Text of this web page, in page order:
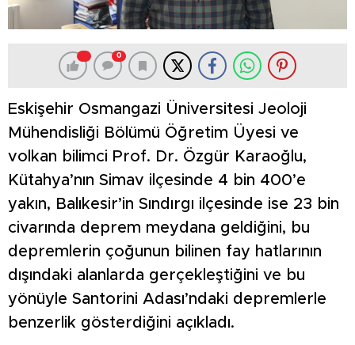
0
Eskişehir Osmangazi Üniversitesi Jeoloji
Mühendisliği Bölümü Öğretim Üyesi ve
volkan bilimci Prof. Dr. Özgür Karaoğlu,
Kütahya’nın Simav ilçesinde 4 bin 400’e
yakın, Balıkesir’in Sındırgı ilçesinde ise 23 bin
civarında deprem meydana geldiğini, bu
depremlerin çoğunun bilinen fay hatlarının
dışındaki alanlarda gerçekleştiğini ve bu
yönüyle Santorini Adası’ndaki depremlerle
benzerlik gösterdiğini açıkladı.